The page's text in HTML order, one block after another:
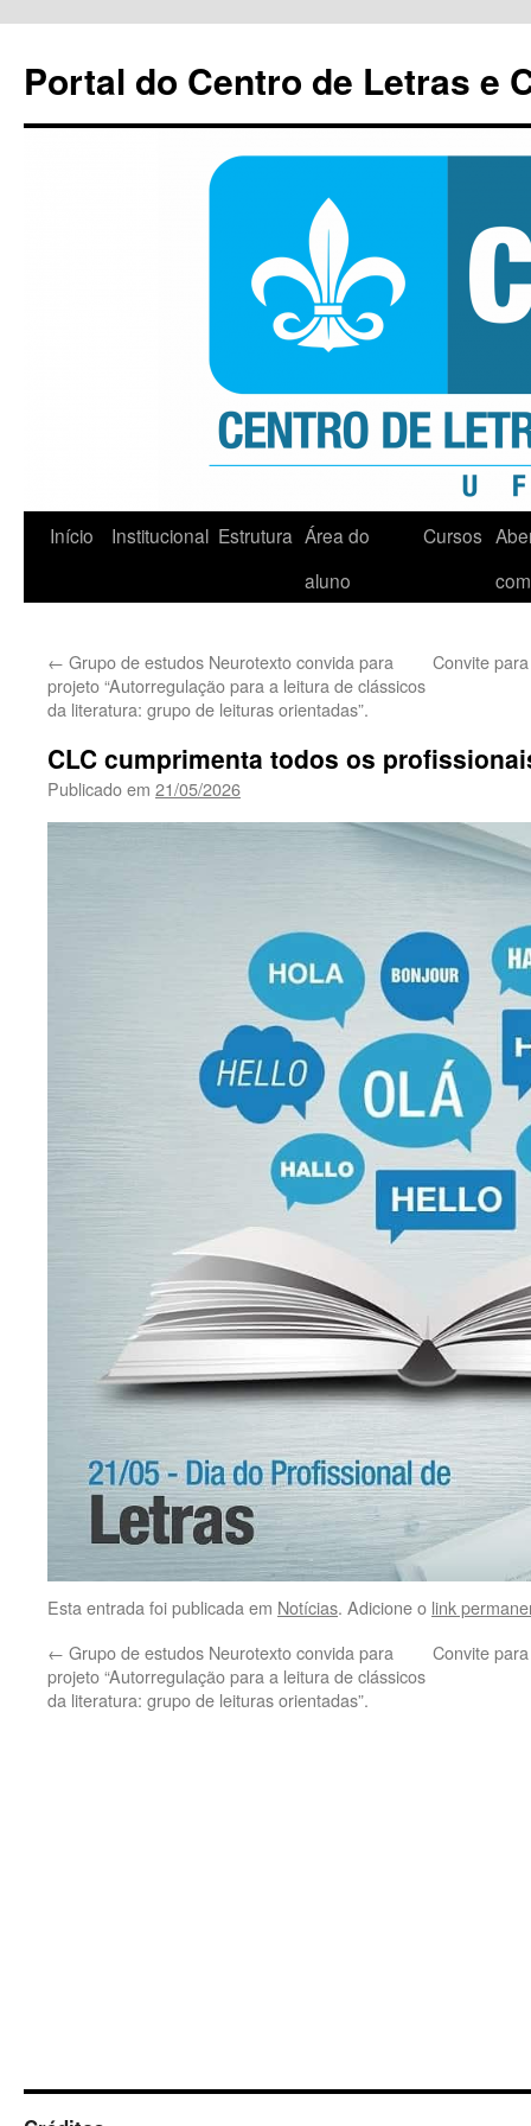
conteúdo
Portal do Centro de Letras e
Início Institucional Estrutura Área do
aluno
Cursos
← Grupo de estudos Neurotexto convida para
projeto “Autorregulação para a leitura de clássicos
da literatura: grupo de leituras orientadas”.
Convite
CLC cumprimenta todos os
Publicado em 21/05/2026
Esta entrada foi publicada em Notícias. Adicione o link
← Grupo de estudos Neurotexto convida para
projeto “Autorregulação para a leitura de clássicos
da literatura: grupo de leituras orientadas”.
Convite